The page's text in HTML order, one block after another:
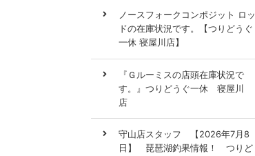
ノースフォークコンポジット ロッ
ドの在庫状況です。【つりどうぐ
一休 寝屋川店】
『Ｇルーミスの店頭在庫状況で
す。』つりどうぐ一休 寝屋川
店
守山店スタッフ 【2026年7月8
日】 琵琶湖釣果情報！ つりど